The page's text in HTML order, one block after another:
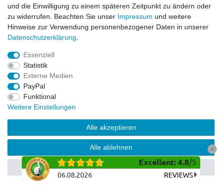
© Copyright 2026 | Alle Rechte vorbehalten.
Excellent: 4.8/5
06.08.2026 REVIEWS
und die Einwilligung zu einem späteren Zeitpunkt zu ändern oder
zu widerrufen. Beachten Sie unser Impressum und weitere
Hinweise zur Verwendung personenbezogener Daten in unserer
Daten­schutz­erklärung
Essenziell
Statistik
Externe Medien
PayPal
Funktional
Weitere Einstellungen
Alle akzeptieren
Alle ablehnen
Auswahl akzeptieren